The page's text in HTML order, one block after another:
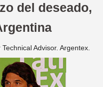
del deseado,
Advisor. Argentex.